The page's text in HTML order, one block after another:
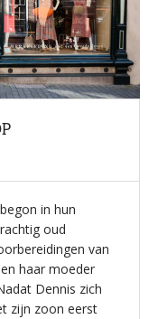
in hun
oud
van
haar moeder
Dennis zich
zijn zoon eerst